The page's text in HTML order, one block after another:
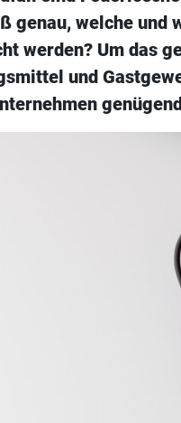
genau, welche und
werden? Um das
und